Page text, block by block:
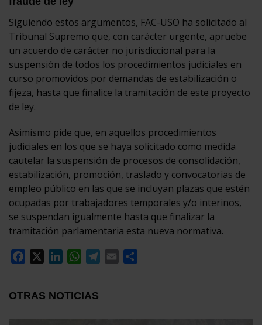
Siguiendo estos argumentos, FAC-USO ha solicitado al
Tribunal Supremo que, con carácter urgente, apruebe
un acuerdo de carácter no jurisdiccional para la
suspensión de todos los procedimientos judiciales en
curso promovidos por demandas de estabilización o
fijeza, hasta que finalice la tramitación de este proyecto
de ley.
Asimismo pide que, en aquellos procedimientos
judiciales en los que se haya solicitado como medida
cautelar la suspensión de procesos de consolidación,
estabilización, promoción, traslado y convocatorias de
empleo público en las que se incluyan plazas que estén
ocupadas por trabajadores temporales y/o interinos,
se suspendan igualmente hasta que finalizar la
tramitación parlamentaria esta nueva normativa.
Facebook
LinkedInWhatsApp
Telegram
Email
OTRAS NOTICIAS